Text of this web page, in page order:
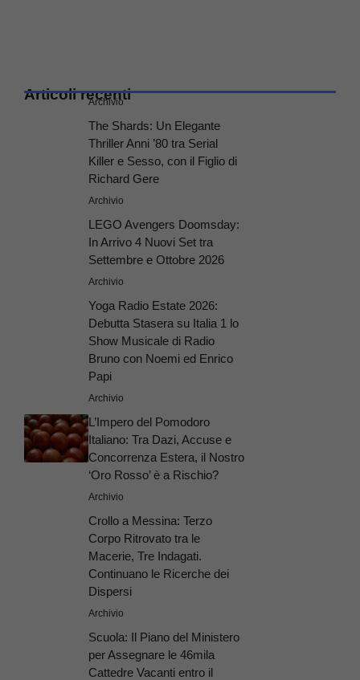
Articoli recenti
Archivio
The Shards: Un Elegante
Thriller Anni ’80 tra Serial
Killer e Sesso, con il Figlio di
Richard Gere
Archivio
LEGO Avengers Doomsday:
In Arrivo 4 Nuovi Set tra
Settembre e Ottobre 2026
Archivio
Yoga Radio Estate 2026:
Debutta Stasera su Italia 1 lo
Show Musicale di Radio
Bruno con Noemi ed Enrico
Papi
Archivio
L’Impero del Pomodoro
Italiano: Tra Dazi, Accuse e
Concorrenza Estera, il Nostro
‘Oro Rosso’ è a Rischio?
Archivio
Crollo a Messina: Terzo
Corpo Ritrovato tra le
Macerie, Tre Indagati.
Continuano le Ricerche dei
Dispersi
Archivio
Scuola: Il Piano del Ministero
per Assegnare le 46mila
Cattedre Vacanti entro il